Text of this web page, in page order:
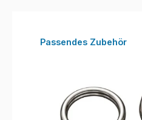
Produktgalerie überspringen
Passendes Zubehör